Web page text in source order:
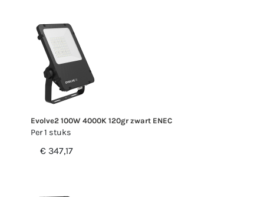
Evolve2 100W 4000K 120gr zwart ENEC
Per 1 stuks
€ 347,17